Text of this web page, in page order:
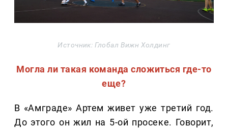
Источник: Глобал Вижн Холдинг
Могла ли такая команда сложиться где-то
еще?
В «Амграде» Артем живет уже третий год.
До этого он жил на 5-ой просеке. Говорит,